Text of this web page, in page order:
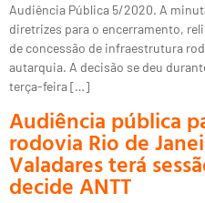
Audiência Pública 5/2020. A
diretrizes para o encerramento,
de concessão de infraestrutura
autarquia. A decisão se deu
terça-feira […]
Audiência pública
rodovia Rio de
Valadares terá
decide ANTT